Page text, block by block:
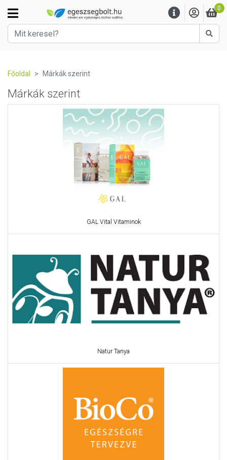
0
Főoldal Márkák szerint
Márkák szerint
GAL Vital Vitaminok
Natur Tanya